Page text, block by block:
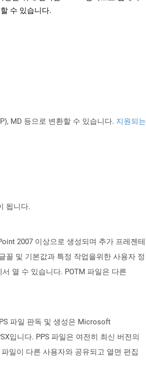
수 있습니다.
MD 등으로 변환할 수 있습니다. 지원되는
됩니다.
2007 이상으로 생성되며 추가 프레젠테
꼴 및 기본값과 특정 작업을위한 사용자 정
열 수 있습니다. POTM 파일은 다른
파일 판독 및 생성은 Microsoft
입니다. PPS 파일은 여전히 ​​최신 버전의
일이 다른 사용자와 공유되고 열면 편집